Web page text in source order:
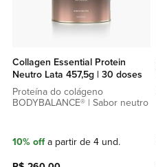
Collagen Essential Protein
Neutro Lata 457,5g | 30 doses
Proteína do colágeno
BODYBALANCE® | Sabor neutro
10% offa partir de 4 und.